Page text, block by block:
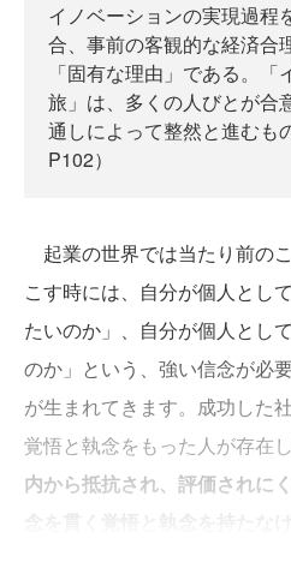
イノベーションの実現過程
合、事前の客観的な経済合
「固有な理由」である。
旅」は、多くの人びとが合
通しによって整然と進むも
P102）
起業の世界では当たり前の
こす時には、自分が個人とし
たいのか」、自分が個人とし
のか」という、強い信念が必
が生まれてきます。成功した
覚悟と執念をもった人が存在
内から抵抗され、評価されに